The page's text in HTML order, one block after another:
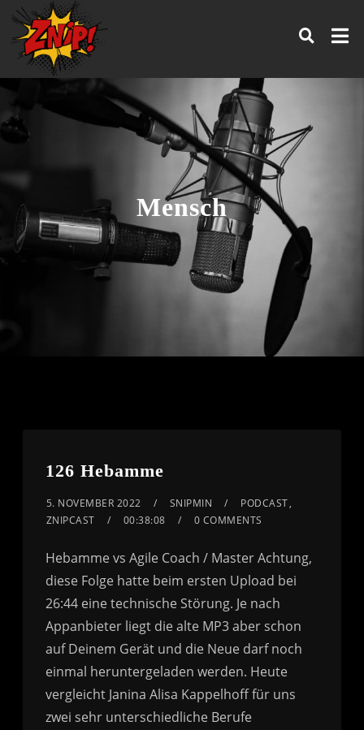
Mensch
126 Hebamme
5. NOVEMBER 2022 SNIPMIN PODCAST,
ZNIPCAST
00:38:08 0 COMMENTS
Hebamme vs Agile Coach / Master Achtung,
diese Folge hatte beim ersten Upload bei
26:44 eine technische Störung. Je nach
Appanbieter liegt die alte MP3 aber schon
auf Deinem Gerät und die Neue darf noch
einmal heruntergeladen werden. Heute
vergleicht Janina Alisa Kappelhoff für uns
zwei sehr unterschiedliche Berufe